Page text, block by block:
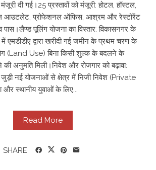
मंजूरी दी गई। ​ ​25 प्रस्तावों को मंजूरी: होटल, हॉस्टल,
आउटलेट, प्रोफेशनल ऑफिस, आश्रम और रेस्टोरेंट
पास। ​लैण्ड पूलिंग योजना का विस्तार: विकासनगर के
एमडीडीए द्वारा खरीदी गई जमीन के प्रथम चरण के
(Land Use) बिना किसी शुल्क के बदलने के
अनुमति मिली। ​निवेश और रोजगार को बढ़ावा:
जुड़ी नई योजनाओं से क्षेत्र में निजी निवेश (Private
स्थानीय युवाओं के लिए...
Read More
SHARE